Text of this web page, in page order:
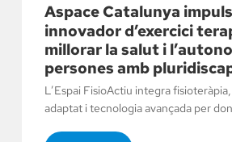
Aspace Catalunya
innovador d’exercici
millorar la salut i
persones amb
L’Espai FisioActiu integra
adaptat i tecnologia avançada per